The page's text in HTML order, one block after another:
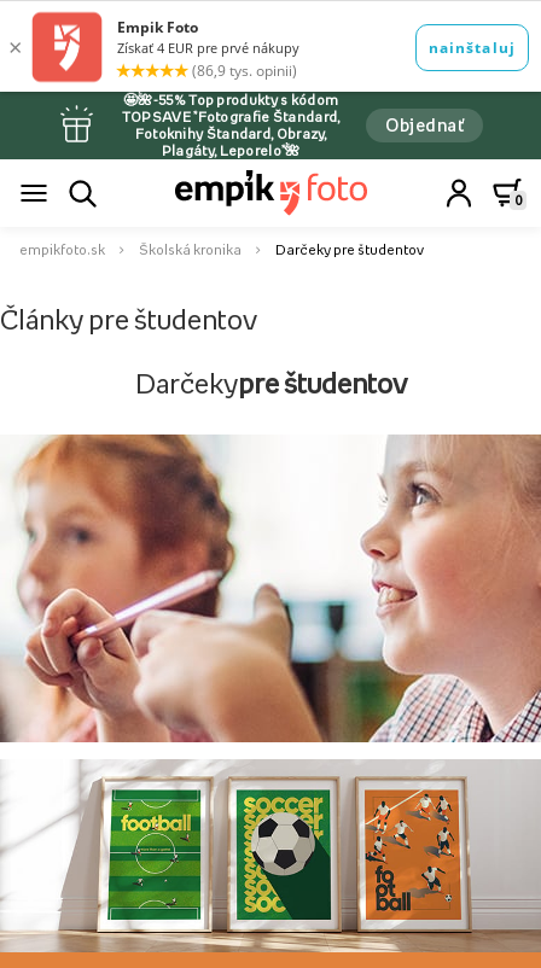
🤩🌺-55% Top produkty s kódom
TOPSAVE *Fotografie Štandard,
Fotoknihy Štandard, Obrazy,
Plagáty, Leporelo*🌺
Objednať
0
empikfoto.sk Školská kronika Darčeky pre študentov
Články pre študentov
Darčekypre študentov